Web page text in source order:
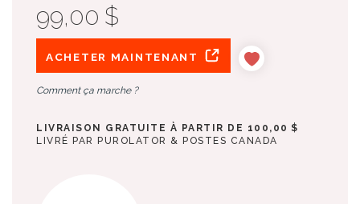
99,00 $
ACHETER MAINTENANT
Comment ça marche ?
LIVRAISON GRATUITE À PARTIR DE 100,00 $
LIVRÉ PAR PUROLATOR & POSTES CANADA